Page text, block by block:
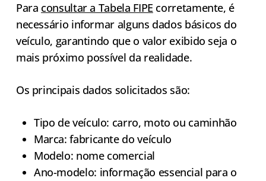
Para consultar a Tabela FIPE corretamente, é
necessário informar alguns dados básicos do
veículo, garantindo que o valor exibido seja o
mais próximo possível da realidade.
Os principais dados solicitados são:
Tipo de veículo: carro, moto ou caminhão
Marca: fabricante do veículo
Modelo: nome comercial
Ano-modelo: informação essencial para o